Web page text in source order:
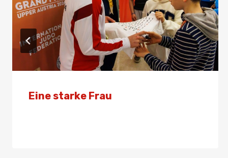
Eine starke Frau